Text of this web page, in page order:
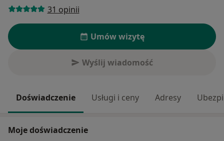
31 opinii
Umów wizytę
Wyślij wiadomość
Doświadczenie Usługi i ceny Adresy
Moje doświadczenie